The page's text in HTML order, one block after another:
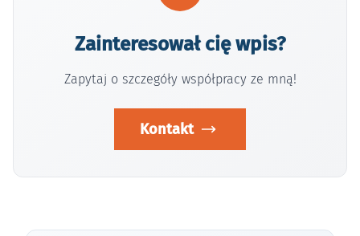
Zainteresował cię wpis?
Zapytaj o szczegóły współpracy ze mną!
Kontakt